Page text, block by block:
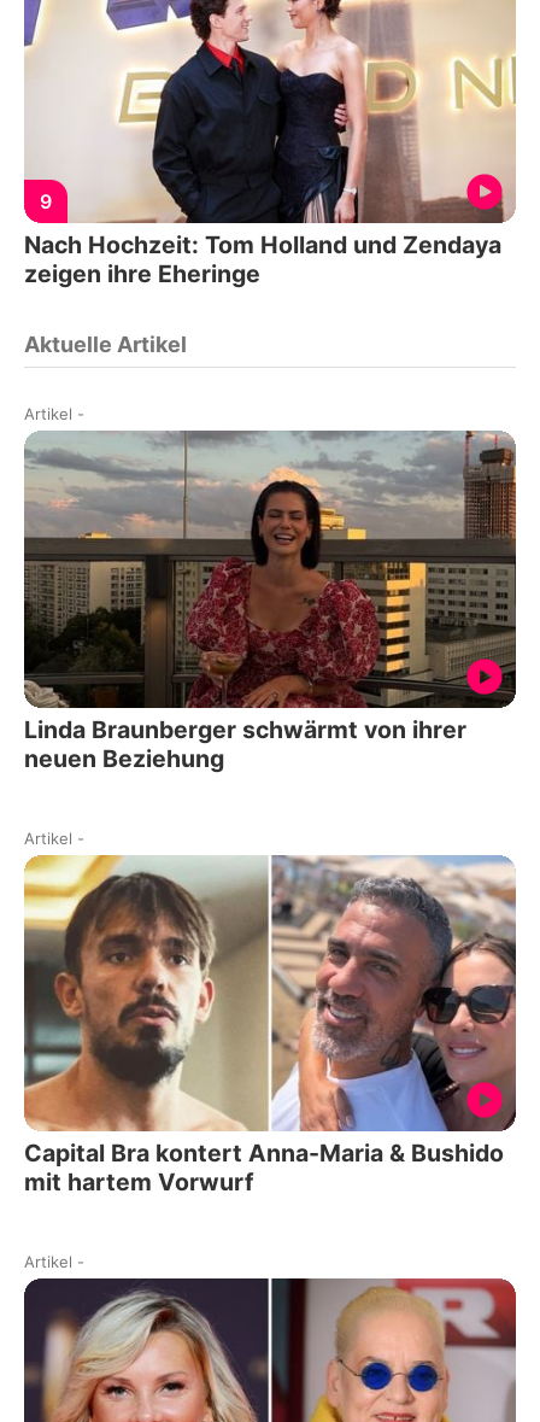
9
Nach Hochzeit: Tom Holland und Zendaya
zeigen ihre Eheringe
Aktuelle Artikel
Artikel -
Linda Braunberger schwärmt von ihrer
neuen Beziehung
Artikel -
Capital Bra kontert Anna-Maria & Bushido
mit hartem Vorwurf
Artikel -